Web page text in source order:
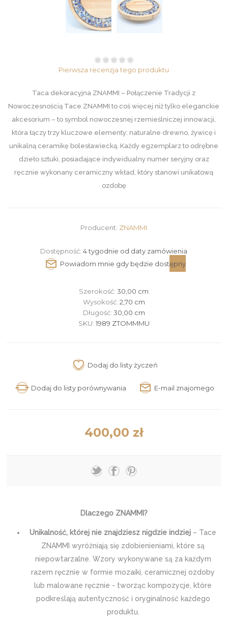
Pierwsza recenzja tego produktu
Taca dekoracyjna ZNAMMI – Połączenie Tradycji z
Nowoczesnością Tace ZNAMMI to coś więcej niż tylko eleganckie
akcesorium – to symbol nowoczesnej rzemieślniczej innowacji,
która łączy trzy kluczowe elementy: naturalne drewno, żywicę i
unikalną ceramikę bolesławiecką. Każdy egzemplarz to odrębne
dzieło sztuki, posiadające indywidualny numer seryjny oraz
ręcznie wykonany ceramiczny wkład, który stanowi unikatową
ozdobę
Producent: ZNAMMI
Dostępność: 4 tygodnie od daty zamówienia
Szerokość:30,00 cm
Wysokość: 2,70 cm
Długość: 30,00 cm
SKU: 1989 ZTOMMMU
400,00 zł
Dlaczego ZNAMMI?
Unikalność, której nie znajdziesz nigdzie indziej – Tace
ZNAMMI wyróżniają się zdobienieniami, które są
niepowtarzalne. Wzory wykonywane są za każdym
razem ręcznie w formie mozaiki, ceramicznej ozdoby
lub malowane ręcznie - tworząc kompozycje, które
podkreślają autentyczność i oryginalność każdego
produktu.